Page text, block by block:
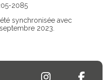
2085
synchronisée avec
2023.